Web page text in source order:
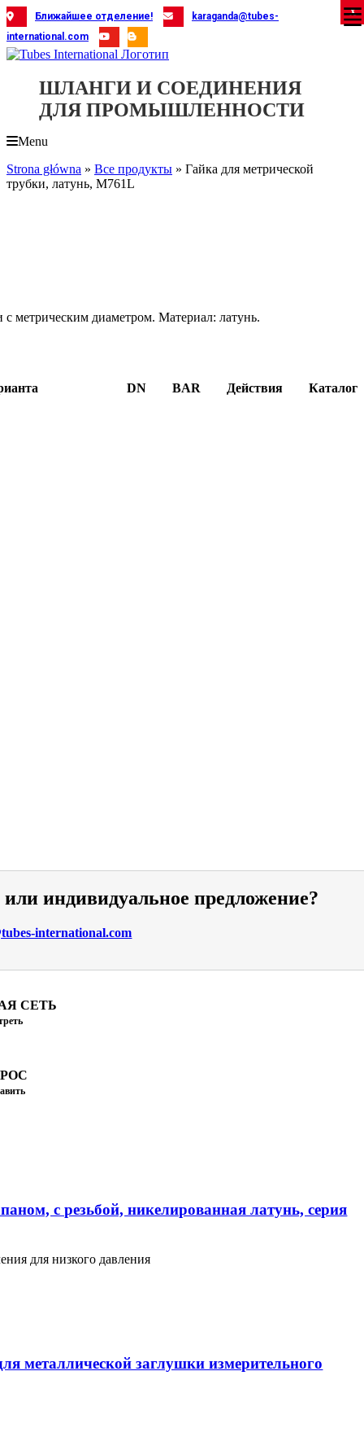
Skip
to
content
Ближайшее отделение!
karaganda@tubes-
international.com
ШЛАНГИ И СОЕДИНЕНИЯ
ДЛЯ ПРОМЫШЛЕННОСТИ
Menu
Strona główna » Все продукты » Гайка для метрической
трубки, латунь, M761L
метрическим диаметром. Материал: латунь.
DN BAR Действия Каталог
индивидуальное предложение?
international.com
СЕТЬ
с резьбой, никелированная латунь, серия
для низкого давления
металлической заглушки измерительного
X
X
X
X
X
X
X
X
X
X
X
X
X
X
X
X
X
X
X